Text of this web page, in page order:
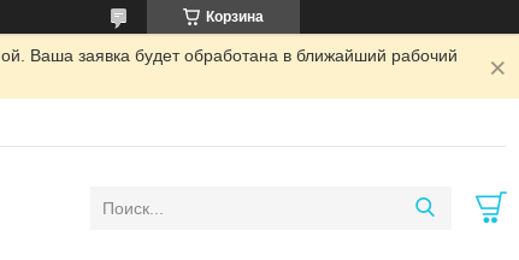
Корзина
Ваша заявка будет обработана в ближайший рабочий